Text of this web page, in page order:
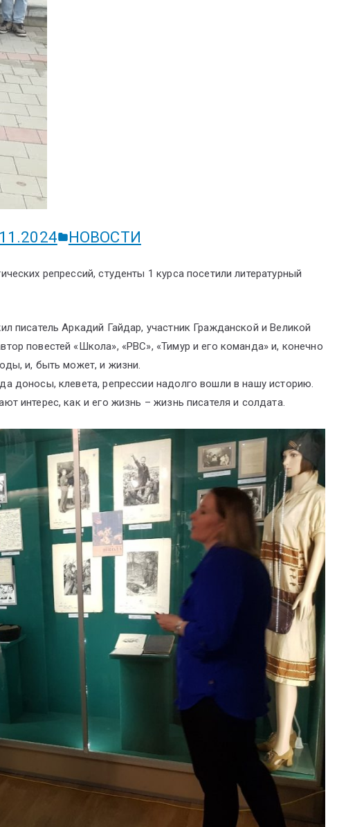
НОВОСТИ
репрессий, студенты 1 курса посетили литературный
писатель Аркадий Гайдар, участник Гражданской и Великой
повестей «Школа», «РВС», «Тимур и его команда» и, конечно
и, быть может, и жизни.
доносы, клевета, репрессии надолго вошли в нашу историю.
интерес, как и его жизнь – жизнь писателя и солдата.